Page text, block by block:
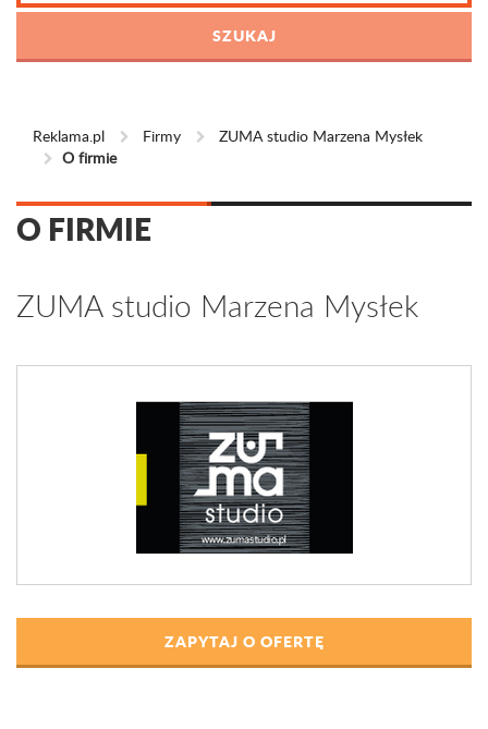
Reklama.pl Firmy
ZUMA studio Marzena Mysłek
O firmie
O FIRMIE
ZUMA studio Marzena Mysłek
ZAPYTAJ O OFERTĘ